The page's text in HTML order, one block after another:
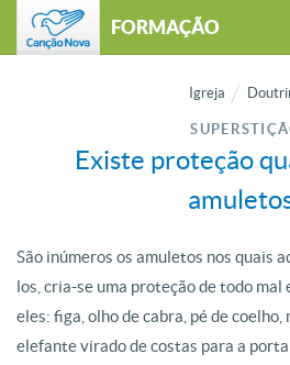
FORMAÇÃO
Igreja
Existe proteção
São inúmeros os amuletos nos quais
los, cria-se uma proteção de todo mal
eles: figa, olho de cabra, pé de coelho,
elefante virado de costas para a